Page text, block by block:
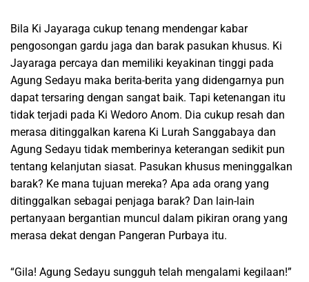
Bila Ki Jayaraga cukup tenang mendengar kabar
pengosongan gardu jaga dan barak pasukan khusus. Ki
Jayaraga percaya dan memiliki keyakinan tinggi pada
Agung Sedayu maka berita-berita yang didengarnya pun
dapat tersaring dengan sangat baik. Tapi ketenangan itu
tidak terjadi pada Ki Wedoro Anom. Dia cukup resah dan
merasa ditinggalkan karena Ki Lurah Sanggabaya dan
Agung Sedayu tidak memberinya keterangan sedikit pun
tentang kelanjutan siasat. Pasukan khusus meninggalkan
barak? Ke mana tujuan mereka? Apa ada orang yang
ditinggalkan sebagai penjaga barak? Dan lain-lain
pertanyaan bergantian muncul dalam pikiran orang yang
merasa dekat dengan Pangeran Purbaya itu.
“Gila! Agung Sedayu sungguh telah mengalami kegilaan!”